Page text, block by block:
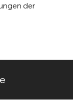
der